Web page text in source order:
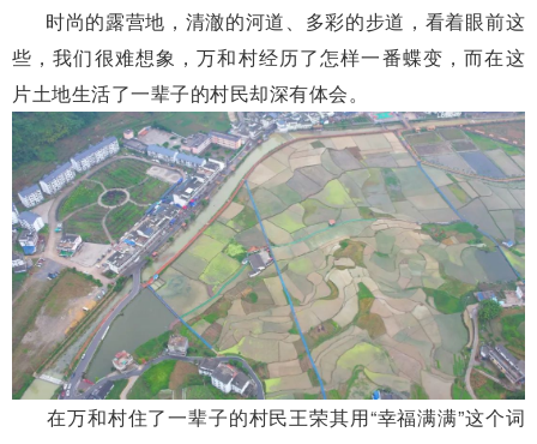
时尚的露营地，清澈的河道、多彩的步道，看着眼前这
些，我们很难想象，万和村经历了怎样一番蝶变，而在这
片土地生活了一辈子的村民却深有体会。
在万和村住了一辈子的村民王荣其用“幸福满满”这个词